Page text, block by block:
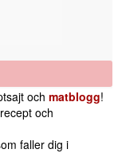
och matblogg!
och
faller dig i